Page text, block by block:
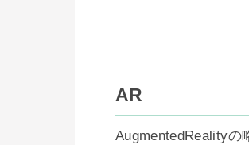
AR
AugmentedRealityの